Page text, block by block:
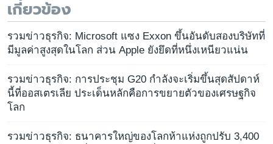
เกี่ยวข้อง
รวมข่าวธุรกิจ: Microsoft แซง Exxon ขึ้นอันดับสองบริษัทที่
มีมูลค่าสูงสุดในโลก ส่วน Apple ยังยึดที่หนึ่งเหนียวแน่น
รวมข่าวธุรกิจ: การประชุม G20 กำลังจะเริ่มขึ้นสุดสัปดาห์
นี้ที่ออสเตรเลีย ประเด็นหลักคือการขยายตัวของเศรษฐกิจ
โลก
รวมข่าวธุรกิจ: ธนาคารใหญ่ของโลกห้าแห่งถูกปรับ 3,400